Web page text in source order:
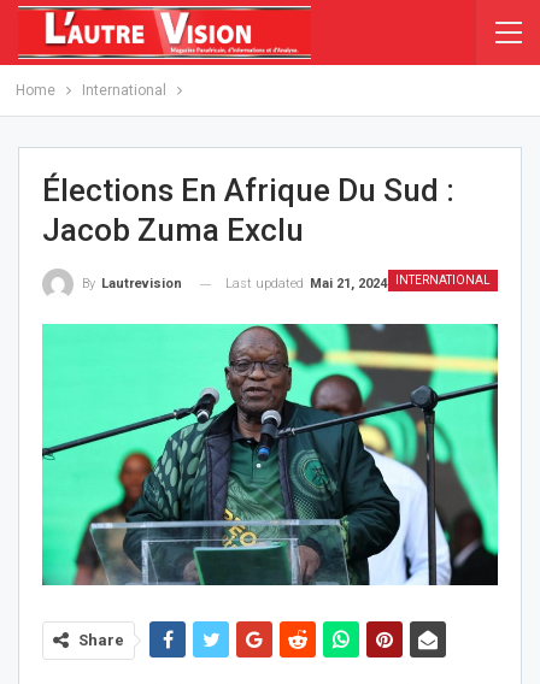
Home International
Élections En Afrique Du Sud :
Jacob Zuma Exclu
INTERNATIONAL
By Lautrevision Last updated Mai 21, 2024
Share